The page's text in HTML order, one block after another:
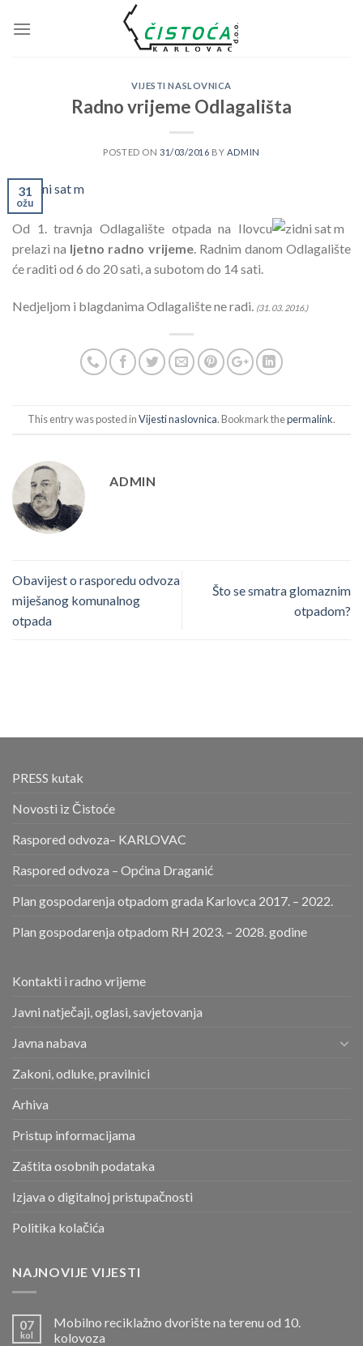
VIJESTI NASLOVNICA
Radno vrijeme Odlagališta
POSTED ON 31/03/2016 BY ADMIN
31
ožu
Od 1. travnja Odlagalište otpada na Ilovcu
prelazi na ljetno radno vrijeme. Radnim danom Odlagalište
će raditi od 6 do 20 sati, a subotom do 14 sati.
Nedjeljom i blagdanima Odlagalište ne radi. (31. 03. 2016.)
This entry was posted inVijesti naslovnica. Bookmark thepermalink.
ADMIN
Obavijest o rasporedu odvoza
miješanog komunalnog
otpada
Što se smatra glomaznim
otpadom?
PRESS kutak
Novosti iz Čistoće
Raspored odvoza– KARLOVAC
Raspored odvoza – Općina Draganić
Plan gospodarenja otpadom grada Karlovca 2017. – 2022.
Plan gospodarenja otpadom RH 2023. – 2028. godine
Kontakti i radno vrijeme
Javni natječaji, oglasi, savjetovanja
Javna nabava
Zakoni, odluke, pravilnici
Arhiva
Pristup informacijama
Zaštita osobnih podataka
Izjava o digitalnoj pristupačnosti
Politika kolačića
NAJNOVIJE VIJESTI
07
kol
Mobilno reciklažno dvorište na terenu od 10.
kolovoza